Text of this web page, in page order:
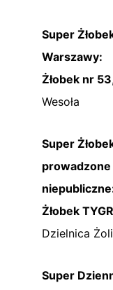
Super
Warszawy:
Żłobek nr 53
Wesoła
Super
Żłobek
Dzielnica
Super